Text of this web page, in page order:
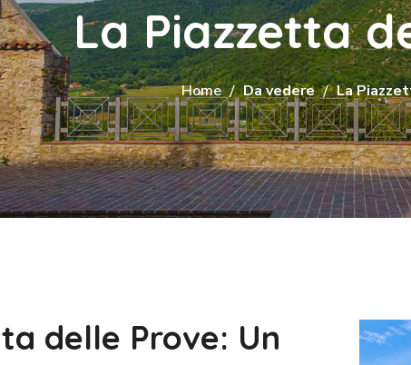
La Piazzetta
Home Da vedere La
delle Prove: Un